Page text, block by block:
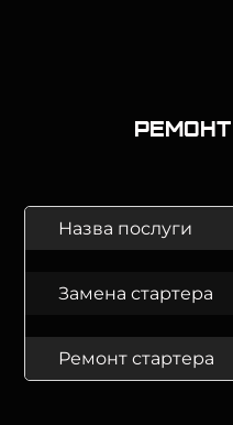
Назва послуги
Замена стартера
Ремонт стартера